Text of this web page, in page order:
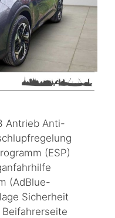
Antrieb Anti-
(ESP)
(AdBlue-
Sicherheit